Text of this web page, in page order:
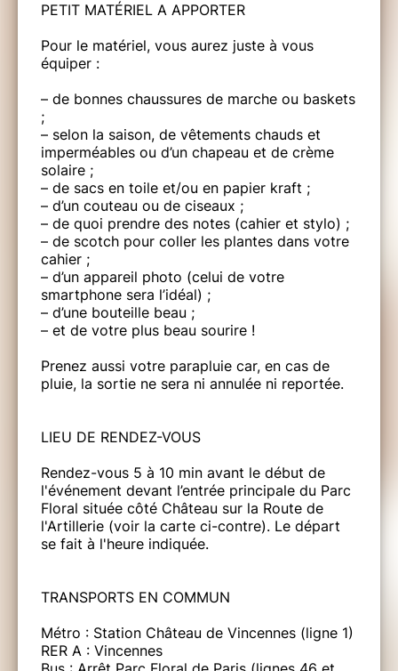
PETIT MATÉRIEL A APPORTER
Pour le matériel, vous aurez juste à vous
équiper :
– de bonnes chaussures de marche ou baskets
;
– selon la saison, de vêtements chauds et
imperméables ou d’un chapeau et de crème
solaire ;
– de sacs en toile et/ou en papier kraft ;
– d’un couteau ou de ciseaux ;
– de quoi prendre des notes (cahier et stylo) ;
– de scotch pour coller les plantes dans votre
cahier ;
– d’un appareil photo (celui de votre
smartphone sera l’idéal) ;
– d’une bouteille beau ;
– et de votre plus beau sourire !
Prenez aussi votre parapluie car, en cas de
pluie, la sortie ne sera ni annulée ni reportée.
LIEU DE RENDEZ-VOUS
Rendez-vous 5 à 10 min avant le début de
l'événement devant l’entrée principale du Parc
Floral située côté Château sur la Route de
l'Artillerie (voir la carte ci-contre). Le départ
se fait à l'heure indiquée.
TRANSPORTS EN COMMUN
Métro : Station Château de Vincennes (ligne 1)
RER A : Vincennes